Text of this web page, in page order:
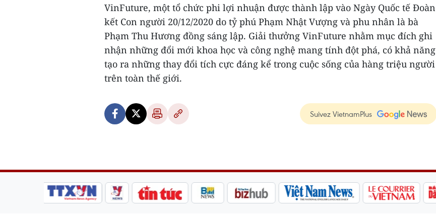
VinFuture, một tổ chức phi lợi nhuận được thành lập vào Ngày Quốc tế Đoàn
kết Con người 20/12/2020 do tỷ phú Phạm Nhật Vượng và phu nhân là bà
Phạm Thu Hương đồng sáng lập. Giải thưởng VinFuture nhằm mục đích ghi
nhận những đổi mới khoa học và công nghệ mang tính đột phá, có khả năng
tạo ra những thay đổi tích cực đáng kể trong cuộc sống của hàng triệu người
trên toàn thế giới.
Suivez VietnamPlus